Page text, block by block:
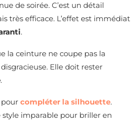
de soirée. C’est un détail
très efficace. L’effet est immédiat
.
la ceinture ne coupe pas la
Elle doit rester
.
compléter la silhouette.
style imparable pour briller en